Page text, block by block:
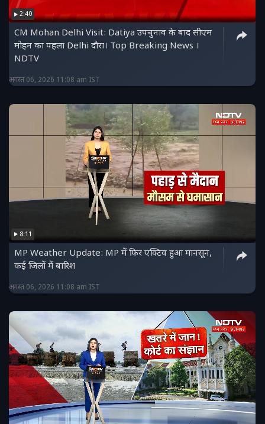
2:40
CM Mohan Delhi Visit: Datiya उपचुनाव के बाद सीएम
मोहन का पहला Delhi दौरा। Top Breaking News ।
NDTV
अगस्त 06, 2026 11:08 am IST
8:11
MP Weather Update: MP में फिर एक्टिव हुआ मानसून,
कई जिलों में बारिश
अगस्त 06, 2026 11:08 am IST